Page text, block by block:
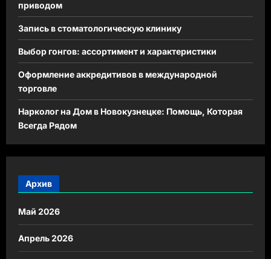
приводом
Запись в стоматологическую клинику
Выбор гонгов: ассортимент и характеристики
Оформление аккредитивов в международной
торговле
Нарколог на Дом в Новокузнецке: Помощь, Которая
Всегда Рядом
Архив
Май 2026
Апрель 2026